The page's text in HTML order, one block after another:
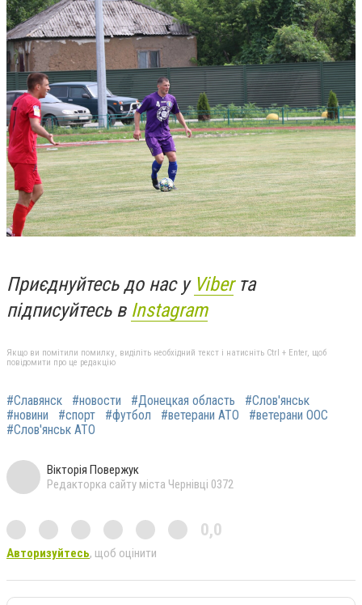
Приєднуйтесь до нас у Viberта
підписуйтесь в Instagram
Якщо ви помітили помилку, виділіть необхідний текст і натисніть Ctrl + Enter, щоб
повідомити про це редакцію
#Славянск #новости #Донецкая область
#Слов'янськ
#новини
#спорт #футбол #ветерани АТО
#ветерани ООС
#Слов'янськ АТО
Вікторія Повержук
Редакторка сайту міста Чернівці 0372
0,0
Авторизуйтесь, щоб оцінити